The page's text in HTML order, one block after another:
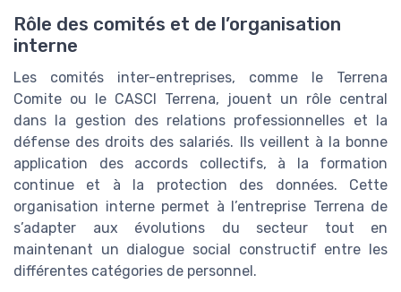
Rôle des comités et de l’organisation
interne
Les comités inter-entreprises, comme le Terrena
Comite ou le CASCI Terrena, jouent un rôle central
dans la gestion des relations professionnelles et la
défense des droits des salariés. Ils veillent à la bonne
application des accords collectifs, à la formation
continue et à la protection des données. Cette
organisation interne permet à l’entreprise Terrena de
s’adapter aux évolutions du secteur tout en
maintenant un dialogue social constructif entre les
différentes catégories de personnel.